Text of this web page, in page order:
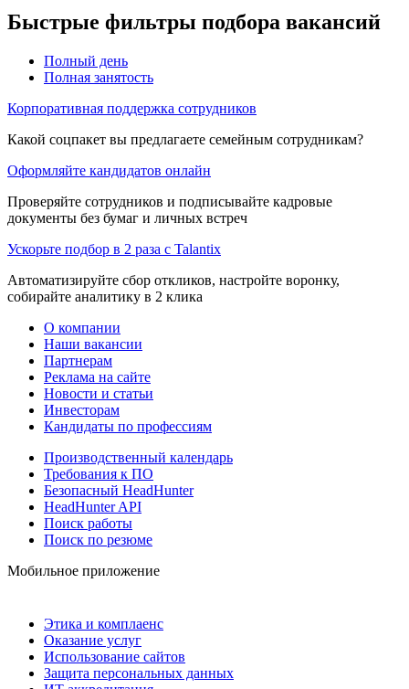
Быстрые фильтры подбора вакансий
Полный день
Полная занятость
Корпоративная поддержка сотрудников
Какой соцпакет вы предлагаете семейным сотрудникам?
Оформляйте кандидатов онлайн
Проверяйте сотрудников и подписывайте кадровые
документы без бумаг и личных встреч
Ускорьте подбор в 2 раза с Talantix
Автоматизируйте сбор откликов, настройте воронку,
собирайте аналитику в 2 клика
О компании
Наши вакансии
Партнерам
Реклама на сайте
Новости и статьи
Инвесторам
Кандидаты по профессиям
Производственный календарь
Требования к ПО
Безопасный HeadHunter
HeadHunter API
Поиск работы
Поиск по резюме
Мобильное приложение
Этика и комплаенс
Оказание услуг
Использование сайтов
Защита персональных данных